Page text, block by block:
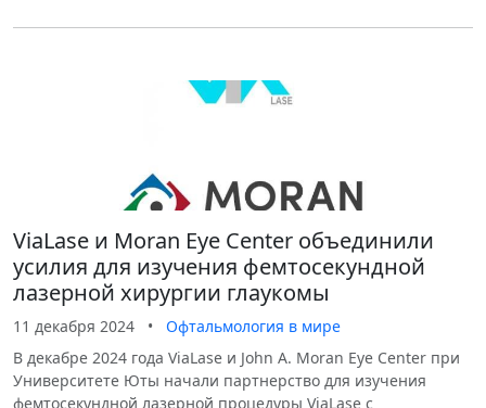
ViaLase и Moran Eye Center объединили
усилия для изучения фемтосекундной
лазерной хирургии глаукомы
11 декабря 2024 •
Офтальмология в мире
В декабре 2024 года ViaLase и John A. Moran Eye Center при
Университете Юты начали партнерство для изучения
фемтосекундной лазерной процедуры ViaLase с